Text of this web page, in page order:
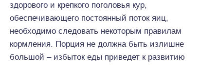
здорового и крепкого поголовья кур,
обеспечивающего постоянный поток яиц,
необходимо следовать некоторым правилам
кормления. Порция не должна быть излишне
большой – избыток еды приведет к развитию